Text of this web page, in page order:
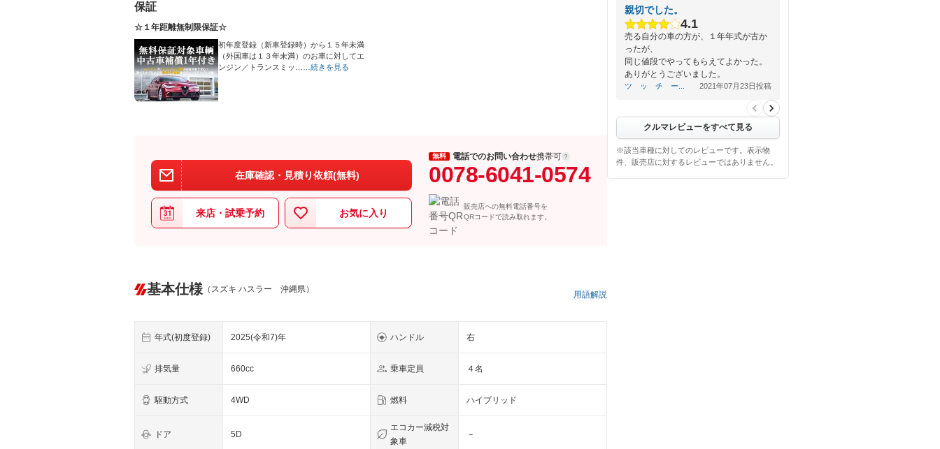
保証
☆１年距離無制限保証☆
初年度登録（新車登録時）から１５年未満
（外国車は１３年未満）のお車に対してエ
ンジン／トランスミッ…
…続きを見る
在庫確認・見積り依頼(無料)
来店・試乗予約 お気に入り
無料 電話でのお問い合わせ携帯可
0078-6041-0574
販売店への無料電話番号を
QRコードで読み取れます。
基本仕様 （スズキ ハスラー 沖縄県）
用語解説
年式(初度登録) 2025(令和7)年 ハンドル 右
排気量 660cc 乗車定員 ４名
駆動方式 4WD 燃料 ハイブリッド
ドア 5D
エコカー減税対
象車
－
親切でした。
4.1
売る自分の車の方が、１年年式が古か
ったが、
同じ値段でやってもらえてよかった。
ありがとうございました。
ツ ッ チ ー... 2021年07月23日投稿
クルマレビューをすべて見る
※該当車種に対してのレビューです。表示物
件、販売店に対するレビューではありません。